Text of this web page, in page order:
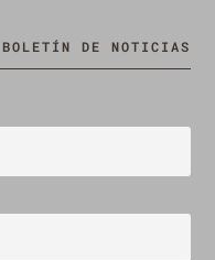
DE NOTICIAS